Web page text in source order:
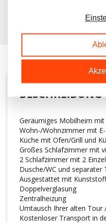
BESCHREIBUNG
Geräumiges Mobilheim
Wohn-/Wohnzimmer mit
Küche mit Ofen/Grill und
Großes Schlafzimmer mit
2 Schlafzimmer mit 2
Dusche/WC und separater
Ausgestattet mit
Doppelverglasung
Zentralheizung
Umtausch Ihrer alten Tour
Kostenloser Transport in